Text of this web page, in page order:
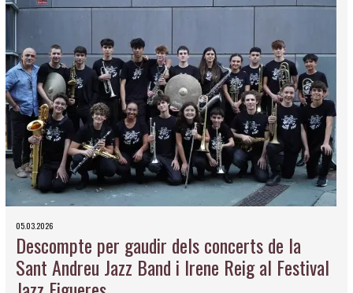
05.03.2026
Descompte per gaudir dels concerts de la
Sant Andreu Jazz Band i Irene Reig al Festival